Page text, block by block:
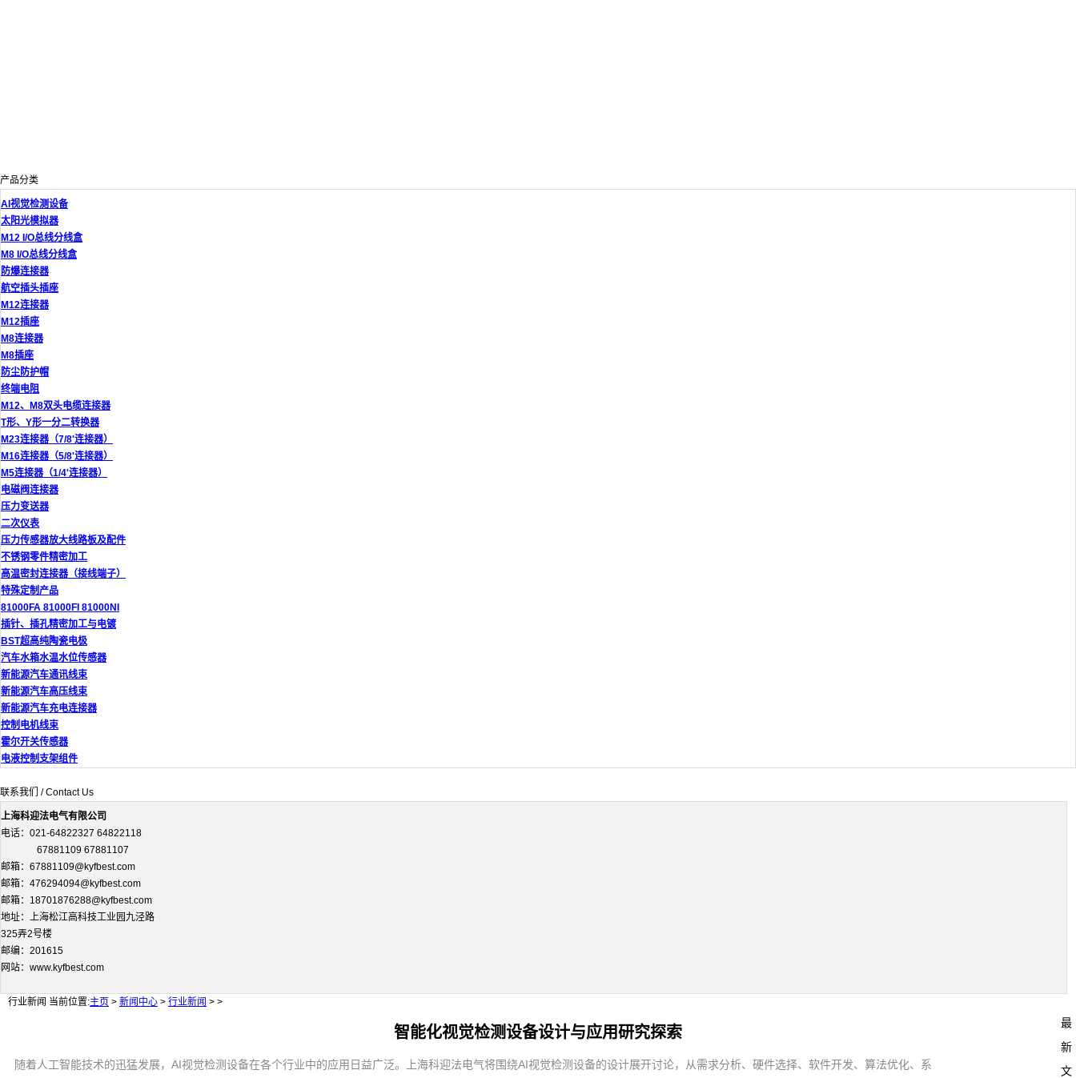
产品分类
AI视觉检测设备
太阳光模拟器
M12 I/O总线分线盒
M8 I/O总线分线盒
防爆连接器
航空插头插座
M12连接器
M12插座
M8连接器
M8插座
防尘防护帽
终端电阻
M12、M8双头电缆连接器
T形、Y形一分二转换器
M23连接器（7/8'连接器）
M16连接器（5/8'连接器）
M5连接器（1/4'连接器）
电磁阀连接器
压力变送器
二次仪表
压力传感器放大线路板及配件
不锈钢零件精密加工
高温密封连接器（接线端子）
特殊定制产品
81000FA 81000FI 81000NI
插针、插孔精密加工与电镀
BST超高纯陶瓷电极
汽车水箱水温水位传感器
新能源汽车通讯线束
新能源汽车高压线束
新能源汽车充电连接器
控制电机线束
霍尔开关传感器
电液控制支架组件
联系我们 / Contact Us
上海科迎法电气有限公司
电话：021-64822327 64822118
67881109 67881107
邮箱：67881109@kyfbest.com
邮箱：476294094@kyfbest.com
邮箱：18701876288@kyfbest.com
地址：上海松江高科技工业园九泾路
325弄2号楼
邮编：201615
网站：www.kyfbest.com
行业新闻 当前位置:主页 > 新闻中心 > 行业新闻 > >
智能化视觉检测设备设计与应用研究探索
随着人工智能技术的迅猛发展，AI视觉检测设备在各个行业中的应用日益广泛。上海科迎法电气将围绕AI视觉检测设备的设计展开讨论，从需求分析、硬件选择、软件开发、算法优化、系
最
新
文